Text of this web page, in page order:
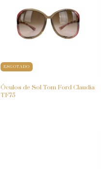
ESGOTADO
Óculos de Sol Tom Ford Claudia
TF75